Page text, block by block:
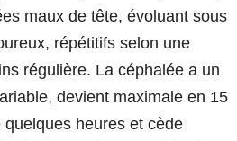
maux de tête, évoluant sous
répétitifs selon une
régulière. La céphalée a un
devient maximale en 15
heures et cède